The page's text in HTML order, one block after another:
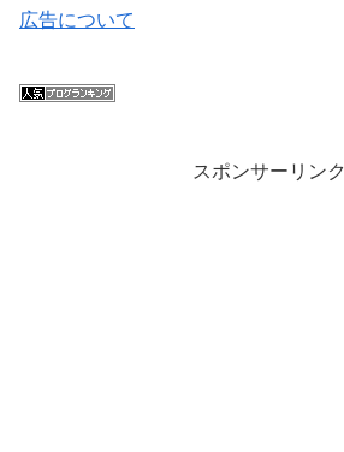
広告について
スポンサーリンク